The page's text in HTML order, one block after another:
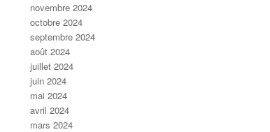
novembre 2024
octobre 2024
septembre 2024
août 2024
juillet 2024
juin 2024
mai 2024
avril 2024
mars 2024